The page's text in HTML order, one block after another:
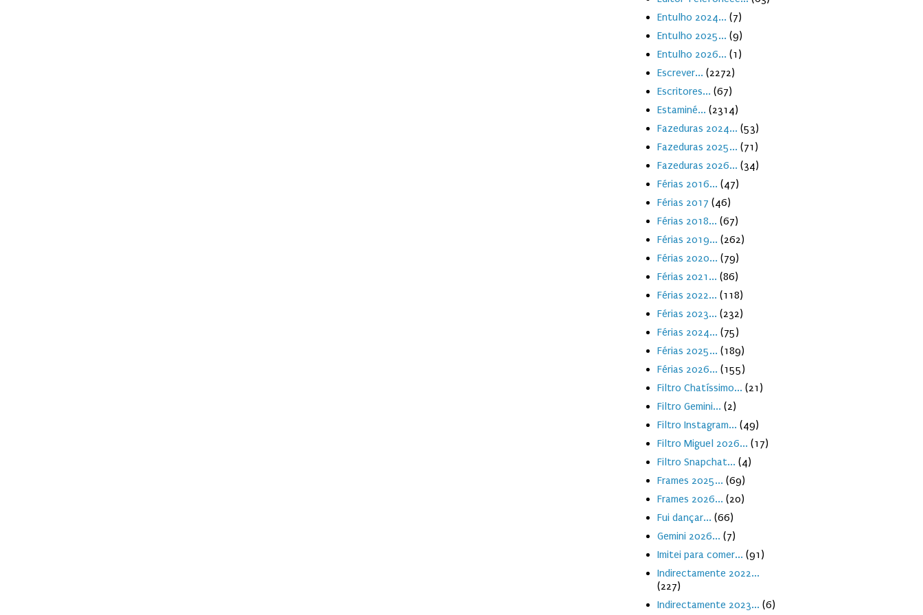
Entulho 2024... (7)
Entulho 2025... (9)
Entulho 2026... (1)
Escrever... (2272)
Escritores... (67)
Estaminé... (2314)
Fazeduras 2024... (53)
Fazeduras 2025... (71)
Fazeduras 2026... (34)
Férias 2016... (47)
Férias 2017 (46)
Férias 2018... (67)
Férias 2019... (262)
Férias 2020... (79)
Férias 2021... (86)
Férias 2022... (118)
Férias 2023... (232)
Férias 2024... (75)
Férias 2025... (189)
Férias 2026... (155)
Filtro Chatíssimo... (21)
Filtro Gemini... (2)
Filtro Instagram... (49)
Filtro Miguel 2026... (17)
Filtro Snapchat... (4)
Frames 2025... (69)
Frames 2026... (20)
Fui dançar... (66)
Gemini 2026... (7)
Imitei para comer... (91)
Indirectamente 2022...
(227)
Indirectamente 2023... (6)